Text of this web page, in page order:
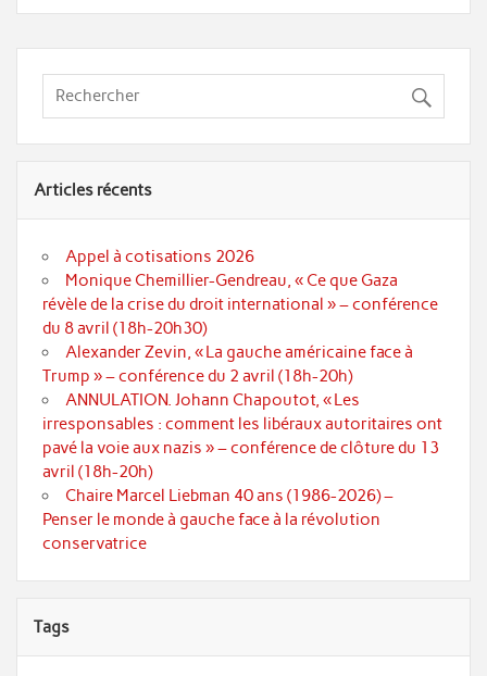
Articles récents
Appel à cotisations 2026
Monique Chemillier-Gendreau, « Ce que Gaza
révèle de la crise du droit international » – conférence
du 8 avril (18h-20h30)
Alexander Zevin, « La gauche américaine face à
Trump » – conférence du 2 avril (18h-20h)
ANNULATION. Johann Chapoutot, « Les
irresponsables : comment les libéraux autoritaires ont
pavé la voie aux nazis » – conférence de clôture du 13
avril (18h-20h)
Chaire Marcel Liebman 40 ans (1986-2026) –
Penser le monde à gauche face à la révolution
conservatrice
Tags